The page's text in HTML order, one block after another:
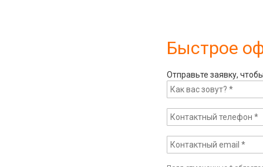
Быстрое
Отправьте заявку,